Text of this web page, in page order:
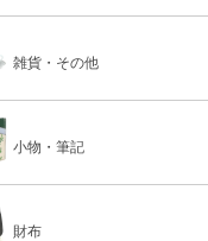
雑貨・その他
小物・筆記
財布